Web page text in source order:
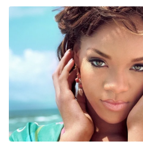
จังหวัดที่มีชายแดนติดกับกัมพูชา เพื่อ
จุดๆ กันไปว่า จะมีแผนสั่งการหรือแ
แผนการซ้อมอะไรต่างๆ ซึ่งเราต้องท